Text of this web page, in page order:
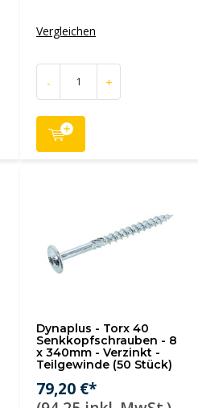
Vergleichen
- +
Dynaplus - Torx 40
Senkkopfschrauben - 8
x 340mm - Verzinkt -
Teilgewinde (50 Stück)
79,20 €*